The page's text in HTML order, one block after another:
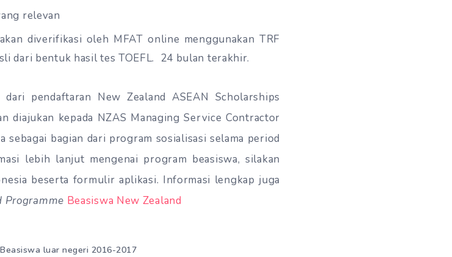
relevan
diverifikasi oleh MFAT online menggunakan TRF
dari bentuk hasil tes TOEFL. 24 bulan terakhir.
pendaftaran New Zealand ASEAN Scholarships
diajukan kepada NZAS Managing Service Contractor
sebagai bagian dari program sosialisasi selama period
lebih lanjut mengenai program beasiswa, silakan
beserta formulir aplikasi. Informasi lengkap juga
Programme Beasiswa New Zealand
Beasiswa luar negeri 2016-2017